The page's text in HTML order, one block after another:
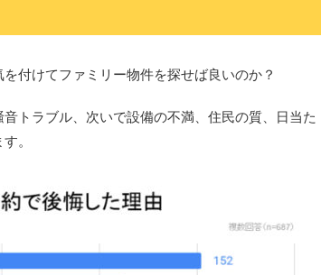
付けてファミリー物件を探せば良いのか？
トラブル、次いで設備の不満、住民の質、日当た
。